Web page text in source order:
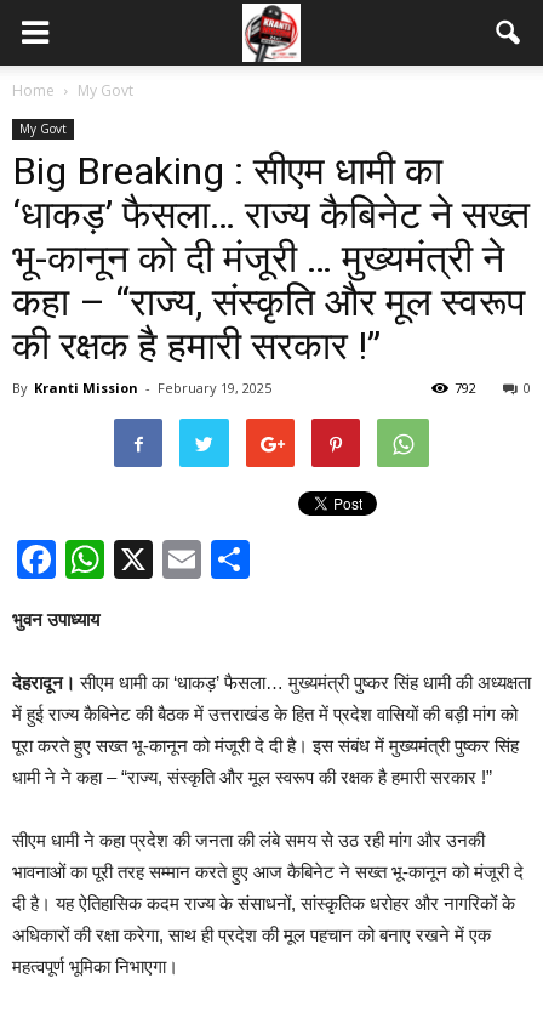
Home My Govt
My Govt
Big Breaking : सीएम धामी का
‘धाकड़’ फैसला… राज्य कैबिनेट ने सख्त
भू-कानून को दी मंजूरी … मुख्यमंत्री ने
कहा – “राज्य, संस्कृति और मूल स्वरूप
की रक्षक है हमारी सरकार !”
By Kranti Mission - February 19, 2025 0
792
Facebook
WhatsApp
X Email
भुवन उपाध्याय
देहरादून। सीएम धामी का ‘धाकड़’ फैसला… मुख्यमंत्री पुष्कर सिंह धामी की अध्यक्षता
में हुई राज्य कैबिनेट की बैठक में उत्तराखंड के हित में प्रदेश वासियों की बड़ी मांग को
पूरा करते हुए सख्त भू-कानून को मंजूरी दे दी है। इस संबंध में मुख्यमंत्री पुष्कर सिंह
धामी ने ने कहा – “राज्य, संस्कृति और मूल स्वरूप की रक्षक है हमारी सरकार !”
सीएम धामी ने कहा प्रदेश की जनता की लंबे समय से उठ रही मांग और उनकी
भावनाओं का पूरी तरह सम्मान करते हुए आज कैबिनेट ने सख्त भू-कानून को मंजूरी दे
दी है। यह ऐतिहासिक कदम राज्य के संसाधनों, सांस्कृतिक धरोहर और नागरिकों के
अधिकारों की रक्षा करेगा, साथ ही प्रदेश की मूल पहचान को बनाए रखने में एक
महत्वपूर्ण भूमिका निभाएगा।